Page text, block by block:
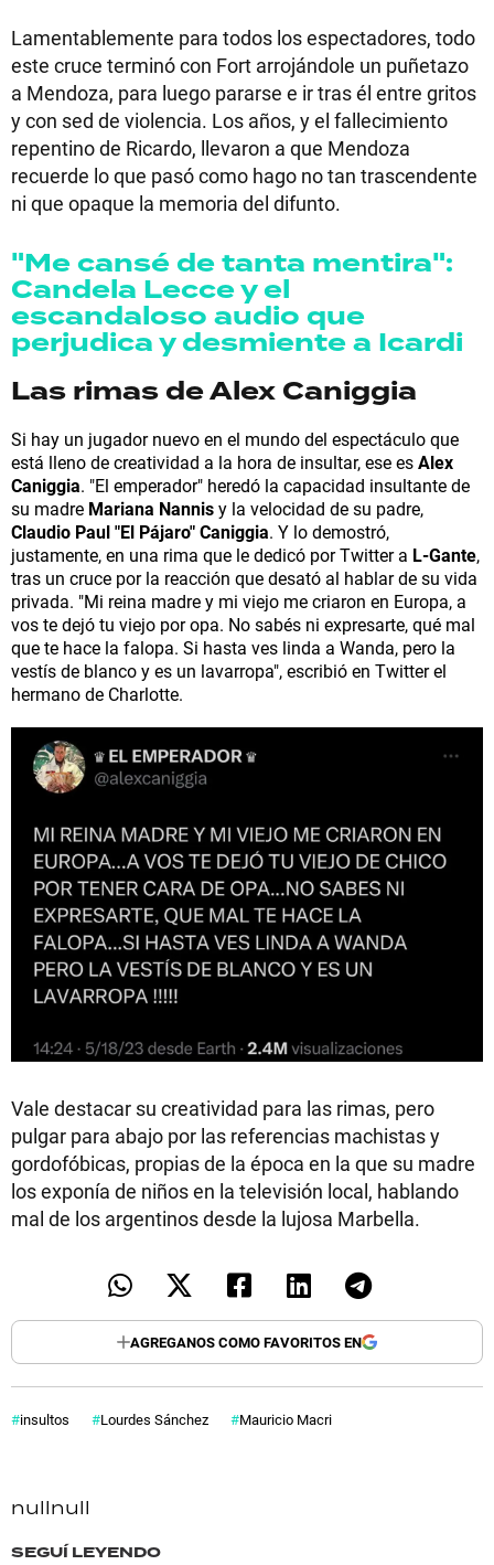
Lamentablemente para todos los espectadores, todo
este cruce terminó con Fort arrojándole un puñetazo
a Mendoza, para luego pararse e ir tras él entre gritos
y con sed de violencia. Los años, y el fallecimiento
repentino de Ricardo, llevaron a que Mendoza
recuerde lo que pasó como hago no tan trascendente
ni que opaque la memoria del difunto.
"Me cansé de tanta mentira":
Candela Lecce y el
escandaloso audio que
perjudica y desmiente a Icardi
Las rimas de Alex Caniggia
Si hay un jugador nuevo en el mundo del espectáculo que
está lleno de creatividad a la hora de insultar, ese esAlex
Caniggia. "El emperador" heredó la capacidad insultante de
su madre Mariana Nannisy la velocidad de su padre,
Claudio Paul "El Pájaro" Caniggia. Y lo demostró,
justamente, en una rima que le dedicó por Twitter a L-Gante,
tras un cruce por la reacción que desató al hablar de su vida
privada. "Mi reina madre y mi viejo me criaron en Europa, a
vos te dejó tu viejo por opa. No sabés ni expresarte, qué mal
que te hace la falopa. Si hasta ves linda a Wanda, pero la
vestís de blanco y es un lavarropa", escribió en Twitter el
hermano de Charlotte.
Vale destacar su creatividad para las rimas, pero
pulgar para abajo por las referencias machistas y
gordofóbicas, propias de la época en la que su madre
los exponía de niños en la televisión local, hablando
mal de los argentinos desde la lujosa Marbella.
AGREGANOS COMO FAVORITOS EN
insultos Lourdes Sánchez Mauricio Macri
nullnull
SEGUÍ LEYENDO